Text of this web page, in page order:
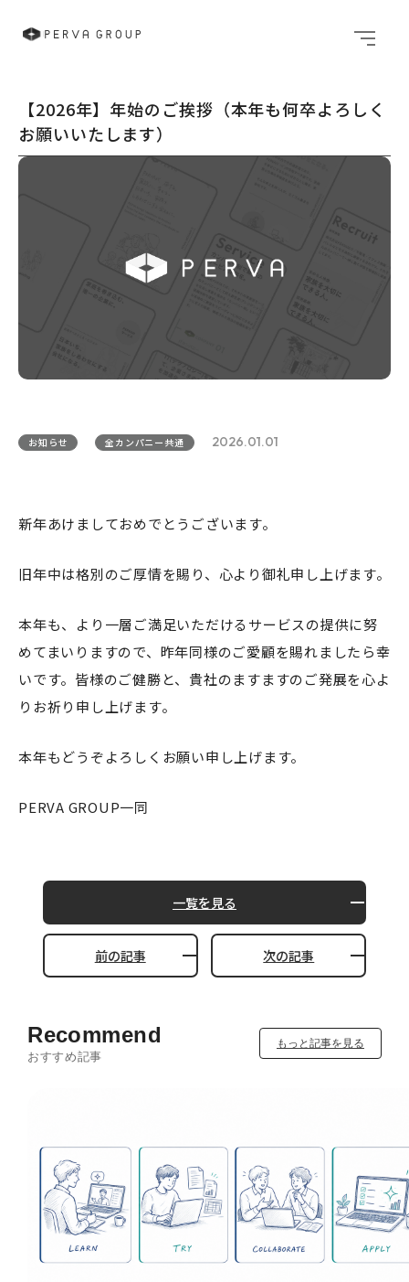
メニュ
【2026年】年始のご挨拶（本年も何卒よろしく
お願いいたします）
お知らせ 全カンパニー共通 2026.01.01
新年あけましておめでとうございます。
旧年中は格別のご厚情を賜り、心より御礼申し上げます。
本年も、より一層ご満足いただけるサービスの提供に努
めてまいりますので、昨年同様のご愛顧を賜れましたら幸
いです。皆様のご健勝と、貴社のますますのご発展を心よ
りお祈り申し上げます。
本年もどうぞよろしくお願い申し上げます。
PERVA GROUP一同
前の記事
一覧を見る
次の記事
Recommend
おすすめ記事
もっと記事を見る